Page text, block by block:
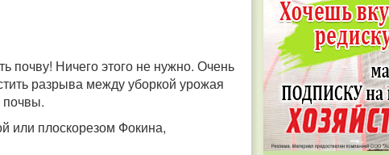
почву! Ничего этого не нужно. Очень
разрыва между уборкой урожая
или плоскорезом Фокина,